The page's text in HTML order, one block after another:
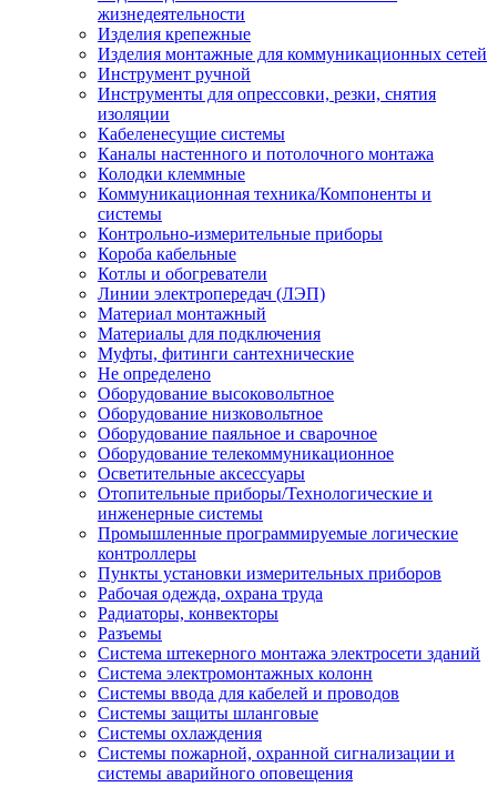
жизнедеятельности
Изделия крепежные
Изделия монтажные для коммуникационных сетей
Инструмент ручной
Инструменты для опрессовки, резки, снятия
изоляции
Кабеленесущие системы
Каналы настенного и потолочного монтажа
Колодки клеммные
Коммуникационная техника/Компоненты и
системы
Контрольно-измерительные приборы
Короба кабельные
Котлы и обогреватели
Линии электропередач (ЛЭП)
Материал монтажный
Материалы для подключения
Муфты, фитинги сантехнические
Не определено
Оборудование высоковольтное
Оборудование низковольтное
Оборудование паяльное и сварочное
Оборудование телекоммуникационное
Осветительные аксессуары
Отопительные приборы/Технологические и
инженерные системы
Промышленные программируемые логические
контроллеры
Пункты установки измерительных приборов
Рабочая одежда, охрана труда
Радиаторы, конвекторы
Разъемы
Система штекерного монтажа электросети зданий
Система электромонтажных колонн
Системы ввода для кабелей и проводов
Системы защиты шланговые
Системы охлаждения
Системы пожарной, охранной сигнализации и
системы аварийного оповещения